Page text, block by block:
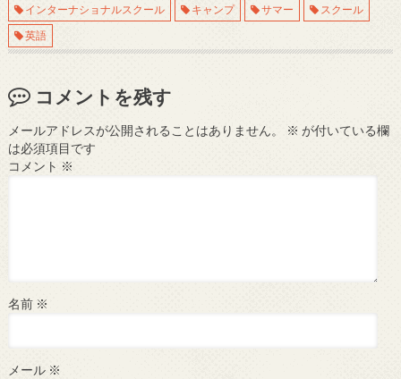
インターナショナルスクール
キャンプ サマー
スクール
英語
コメントを残す
メールアドレスが公開されることはありません。 ※ が付いている欄
は必須項目です
コメント ※
名前 ※
メール ※